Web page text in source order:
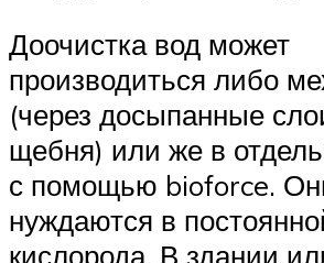
Доочистка вод может
производиться либо
(через досыпанные
щебня) или же в
с помощью bioforce.
нуждаются в
кислорода. В здании